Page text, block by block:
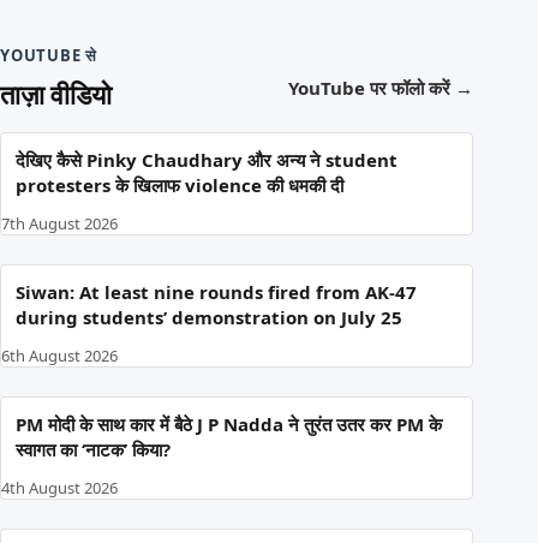
YOUTUBE से
ताज़ा वीडियो YouTube पर फॉलो करें →
देखिए कैसे Pinky Chaudhary और अन्य ने student
protesters के खिलाफ violence की धमकी दी
7th August 2026
Siwan: At least nine rounds fired from AK-47
during students’ demonstration on July 25
6th August 2026
PM मोदी के साथ कार में बैठे J P Nadda ने तुरंत उतर कर PM के
स्वागत का ‘नाटक’ किया?
4th August 2026